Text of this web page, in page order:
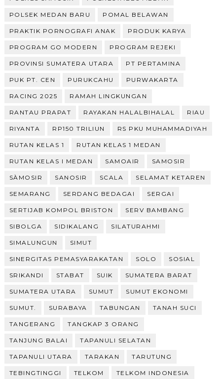
POLSEK MEDAN BARU POMAL BELAWAN
PRAKTIK PORNOGRAFI ANAK PRODUK KARYA
PROGRAM GO MODERN PROGRAM REJEKI
PROVINSI SUMATERA UTARA PT PERTAMINA
PUK PT. CEN PURUKCAHU PURWAKARTA
RACING 2025 RAMAH LINGKUNGAN
RANTAU PRAPAT RAYAKAN HALALBIHALAL RIAU
RIYANTA RP150 TRILIUN RS PKU MUHAMMADIYAH
RUTAN KELAS 1 RUTAN KELAS 1 MEDAN
RUTAN KELAS I MEDAN SAMOAIR SAMOSIR
SÀMOSIR SANOSIR SCALA SELAMAT KETAREN
SEMARANG SERDANG BEDAGAI SERGAI
SERTIJAB KOMPOL BRISTON SERV BAMBANG
SIBOLGA SIDIKALANG SILATURAHMI
SIMALUNGUN SIMUT
SINERGITAS PEMASYARAKATAN SOLO SOSIAL
SRIKANDI STABAT SUIK SUMATERA BARAT
SUMATERA UTARA SUMUT SUMUT EKONOMI
SUMUT. SURABAYA TABUNGAN TANAH SUCI
TANGERANG TANGKAP 3 ORANG
TANJUNG BALAI TAPANULI SELATAN
TAPANULI UTARA TARAKAN TARUTUNG
TEBINGTINGGI TELKOM TELKOM INDONESIA